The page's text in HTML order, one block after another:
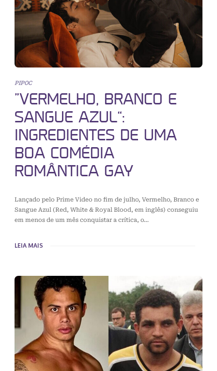
PIPOC
“VERMELHO, BRANCO E
SANGUE AZUL”:
INGREDIENTES DE UMA
BOA COMÉDIA
ROMÂNTICA GAY
Lançado pelo Prime Video no fim de julho, Vermelho, Branco e
Sangue Azul (Red, White & Royal Blood, em inglês) conseguiu
em menos de um mês conquistar a crítica, o…
LEIA MAIS